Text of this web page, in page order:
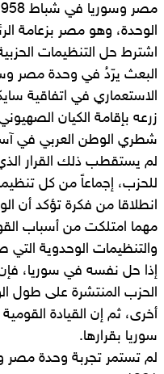
الوحدة، وهو مصر بزعامة
اشترط حل التنظيمات
البعث يرّدُ في وحدة مصر
الاستعماري في اتفاقية
زرعه بإقامة الكيان
شطري الوطن العربي في
لم يستقطب ذلك القرار
للحزب، إجماعاً من كل
انطلاقا من فكرة تؤكد أن
مهما امتلكت من أسباب
والتنظيمات الوحدوية
إذا حل نفسه في سوريا،
الحزب المنتشرة على طول
أخرى، ثم إن القيادة
سوريا بقرارها.